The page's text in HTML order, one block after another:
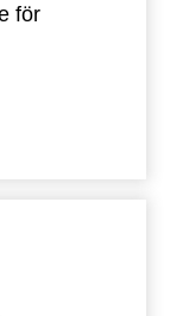
för